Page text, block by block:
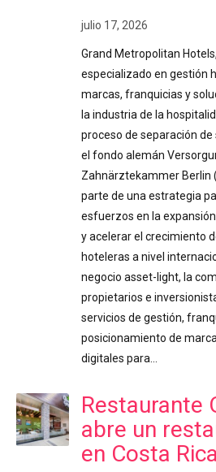
julio 17, 2026
Grand Metropolitan
especializado en gestión
marcas, franquicias y
la industria de la
proceso de separación
el fondo alemán
Zahnärztekammer Berlin
parte de una estrategia
esfuerzos en la
y acelerar el crecimiento
hoteleras a nivel
negocio asset-light, la
propietarios e
servicios de gestión,
posicionamiento de
digitales para…
Restaurante
abre un
en Costa Rica